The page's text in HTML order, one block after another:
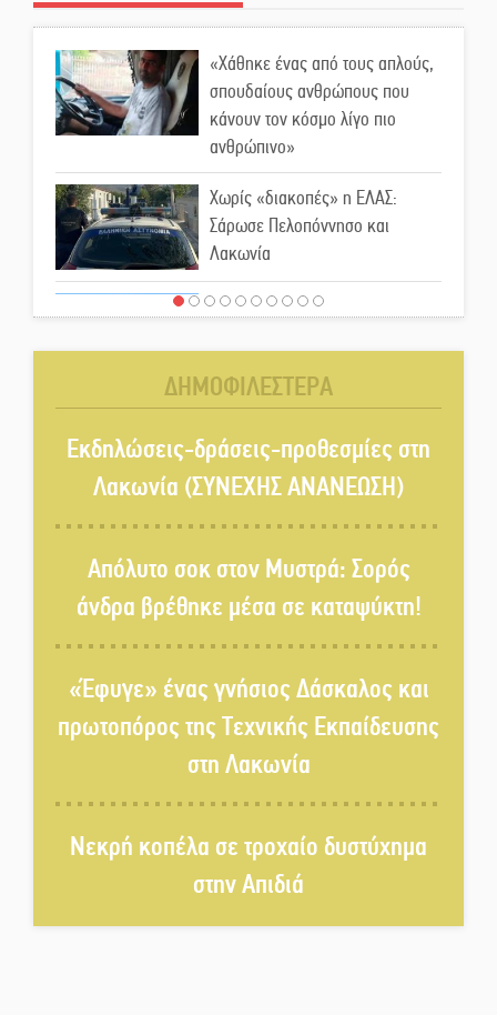
«Χάθηκε ένας από τους απλούς,
σπουδαίους ανθρώπους που
κάνουν τον κόσμο λίγο πιο
ανθρώπινο»
Χωρίς «διακοπές» η ΕΛΑΣ:
Σάρωσε Πελοπόννησο και
Λακωνία
«Έφυγε» ένας γνήσιος Δάσκαλος
«Κλειστά» ανοιχτά προαύλια
στον Δ. Σπάρτης;
Δεκαπενταύγουστος στην
Πετρίνα: Αντάμωμα με μουσική,
χορό και παράδοση
Αποστολή εξετελέσθη στην
Ταϊβάν: Στη βάση τους τα
παγκόσμια Σπαρτιατόπουλα
«Ρίζες και Ρεύματα» στο
Ξηροκάμπι με Ίκαρη και
ΔΗΜΟΦΙΛΕΣΤΕΡΑ
Εκδηλώσεις-δράσεις-προθεσμίες στη
Λακωνία (ΣΥΝΕΧΗΣ ΑΝΑΝΕΩΣΗ)
Απόλυτο σοκ στον Μυστρά: Σορός
άνδρα βρέθηκε μέσα σε καταψύκτη!
«Έφυγε» ένας γνήσιος Δάσκαλος και
πρωτοπόρος της Τεχνικής Εκπαίδευσης
στη Λακωνία
Νεκρή κοπέλα σε τροχαίο δυστύχημα
στην Απιδιά